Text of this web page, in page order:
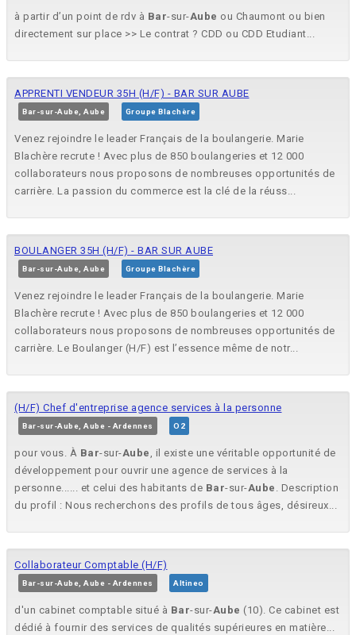
à partir d’un point de rdv à Bar-sur-Aube ou Chaumont ou bien
directement sur place >> Le contrat ? CDD ou CDD Etudiant...
APPRENTI VENDEUR 35H (H/F) - BAR SUR AUBE
Bar-sur-Aube, Aube Groupe Blachère
Venez rejoindre le leader Français de la boulangerie. Marie
Blachère recrute ! Avec plus de 850 boulangeries et 12 000
collaborateurs nous proposons de nombreuses opportunités de
carrière. La passion du commerce est la clé de la réuss...
BOULANGER 35H (H/F) - BAR SUR AUBE
Bar-sur-Aube, Aube Groupe Blachère
Venez rejoindre le leader Français de la boulangerie. Marie
Blachère recrute ! Avec plus de 850 boulangeries et 12 000
collaborateurs nous proposons de nombreuses opportunités de
carrière. Le Boulanger (H/F) est l’essence même de notr...
(H/F) Chef d'entreprise agence services à la personne
Bar-sur-Aube, Aube - Ardennes O2
pour vous. À Bar-sur-Aube , il existe une véritable opportunité de
développement pour ouvrir une agence de services à la
personne...... et celui des habitants de Bar-sur-Aube . Description
du profil : Nous recherchons des profils de tous âges, désireux...
Collaborateur Comptable (H/F)
Bar-sur-Aube, Aube - Ardennes Altineo
d'un cabinet comptable situé à Bar-sur-Aube (10). Ce cabinet est
dédié à fournir des services de qualités supérieures en matière...